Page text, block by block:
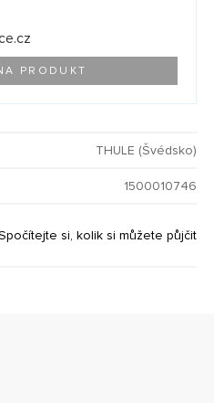
PRODUKT
THULE (Švédsko)
1500010746
si, kolik si můžete půjčit